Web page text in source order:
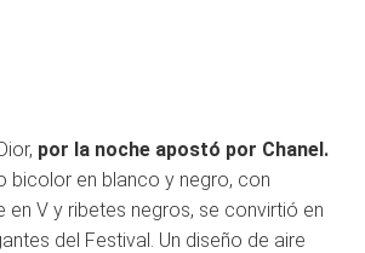
por la noche apostó por Chanel.
bicolor en blanco y negro, con
V y ribetes negros, se convirtió en
del Festival. Un diseño de aire